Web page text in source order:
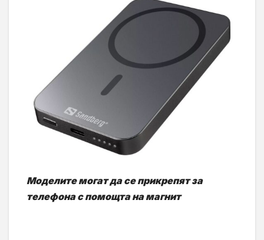
Моделите могат да се прикрепят за
телефона с помощта на магнит